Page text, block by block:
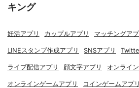
キング
妊活アプリ カップルアプリ マッチングアプ
LINEスタンプ作成アプリ SNSアプリ
ライブ配信アプリ 顔文字アプリ オンライ
オンラインゲームアプリ コインゲームアプリ